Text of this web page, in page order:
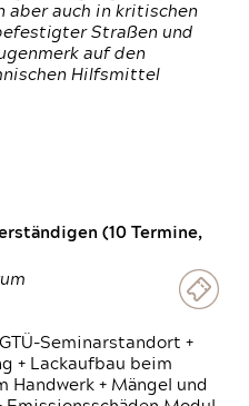
aber auch in kritischen
Straßen und
auf den
Hilfsmittel
(10 Termine,
Seminarstandort +
+ Lackaufbau beim
Handwerk + Mängel und